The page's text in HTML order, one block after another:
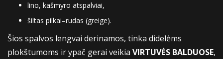
lino, kašmyro atspalviai,
šiltas pilkai–rudas (greige).
Šios spalvos lengvai derinamos, tinka didelėms
plokštumoms ir ypač gerai veikia VIRTUVĖS BALDUOSE,